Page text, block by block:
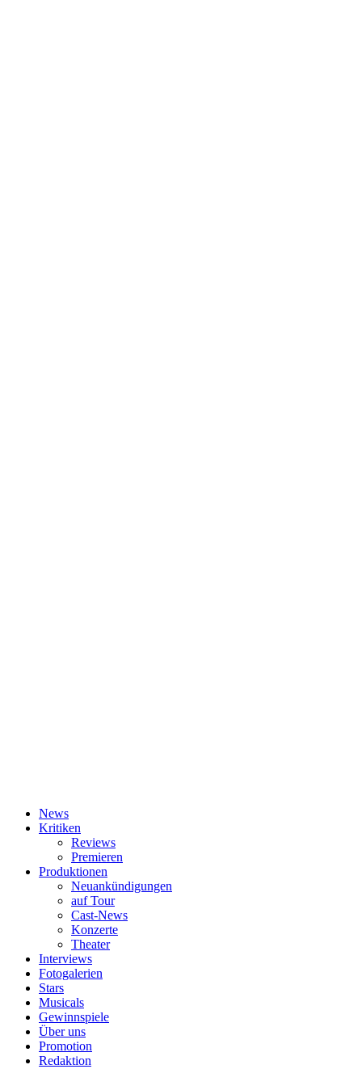
News
Kritiken
Reviews
Premieren
Produktionen
Neuankündigungen
auf Tour
Cast-News
Konzerte
Theater
Interviews
Fotogalerien
Stars
Musicals
Gewinnspiele
Über uns
Promotion
Redaktion